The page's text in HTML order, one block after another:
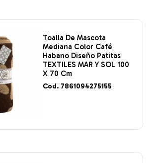
Toalla De Mascota
Mediana Color Café
Habano Diseño Patitas
TEXTILES MAR Y SOL 100
X 70 Cm
Cod. 7861094275155